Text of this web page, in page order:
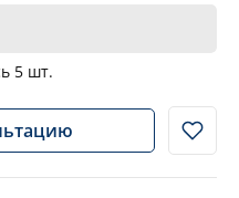
5 шт.